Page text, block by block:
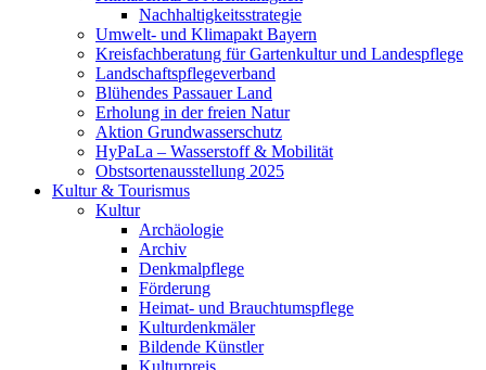
Nachhaltigkeitsstrategie
Umwelt- und Klimapakt Bayern
Kreisfachberatung für Gartenkultur und Landespflege
Landschaftspflegeverband
Blühendes Passauer Land
Erholung in der freien Natur
Aktion Grundwasserschutz
HyPaLa – Wasserstoff & Mobilität
Obstsortenausstellung 2025
Kultur & Tourismus
Kultur
Archäologie
Archiv
Denkmalpflege
Förderung
Heimat- und Brauchtumspflege
Kulturdenkmäler
Bildende Künstler
Kulturpreis